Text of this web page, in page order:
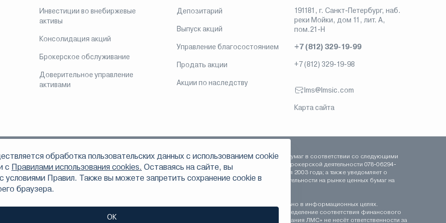
Инвестиции во внебиржевые
активы
Консолидация акций
Брокерское обслуживание
Доверительное управление
активами
Депозитарий
Выпуск акций
Управление благосостоянием
Продать акции
Акции по наследству
191181, г. Санкт-Петербург, наб.
реки Мойки, дом 11, лит. А,
пом.21-Н
+7 (812) 329-19-99
+7 (812) 329-19-98
lms@lmsic.com
Карта сайта
что АО «Инвестиционная компания ЛМС» осуществляет свою деятельность на рынке ценных бумаг в соответствии со следующими
доверительному управлению ценными бумагами 078-06324-001000 от 16 сентября 2003 года, брокерской деятельности 078-06294-
010000 от 16 сентября 2003 года, депозитарной деятельности 078-06328-000100 от 16 сентября 2003 года; а также уведомляет о
числе вследствие осуществления АО «Инвестиционная компания ЛМС» профессиональной деятельности на рынке ценных бумаг на
являются индивидуальными инвестиционными рекомендациями и предоставляются исключительно в информационных целях.
в публикуемых материалах, могут не соответствовать вашему инвестиционному профилю. Определение соответствия финансового
горизонту и толерантности к риску является задачей инвестора. АО «Инвестиционная компания ЛМС» не несёт ответственности за
обработка пользовательских данных с использованием сookie
с Правилами использования cookies. Оставаясь на сайте, вы
условиями Правил. Также вы можете запретить сохранение сookie в
браузера.
ОК